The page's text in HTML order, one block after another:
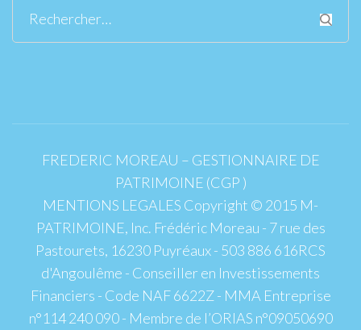
Rechercher :
FREDERIC MOREAU – GESTIONNAIRE DE
PATRIMOINE (CGP )
MENTIONS LEGALES Copyright © 2015 M-
PATRIMOINE, Inc. Frédéric Moreau - 7 rue des
Pastourets, 16230 Puyréaux - 503 886 616RCS
d'Angoulême - Conseiller en Investissements
Financiers - Code NAF 6622Z - MMA Entreprise
n°114 240 090 - Membre de l’ORIAS n°09050690